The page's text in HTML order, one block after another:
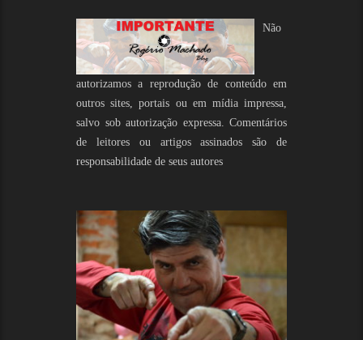
Não
autorizamos a reprodução de conteúdo em
outros sites, portais ou em mídia impressa,
salvo sob autorização expressa. Comentários
de leitores ou artigos assinados são de
responsabilidade de seus autores